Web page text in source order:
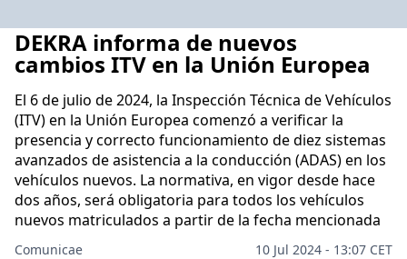
DEKRA informa de nuevos
cambios ITV en la Unión Europea
El 6 de julio de 2024, la Inspección Técnica de Vehículos
(ITV) en la Unión Europea comenzó a verificar la
presencia y correcto funcionamiento de diez sistemas
avanzados de asistencia a la conducción (ADAS) en los
vehículos nuevos. La normativa, en vigor desde hace
dos años, será obligatoria para todos los vehículos
nuevos matriculados a partir de la fecha mencionada
Comunicae
10 Jul 2024 - 13:07 CET